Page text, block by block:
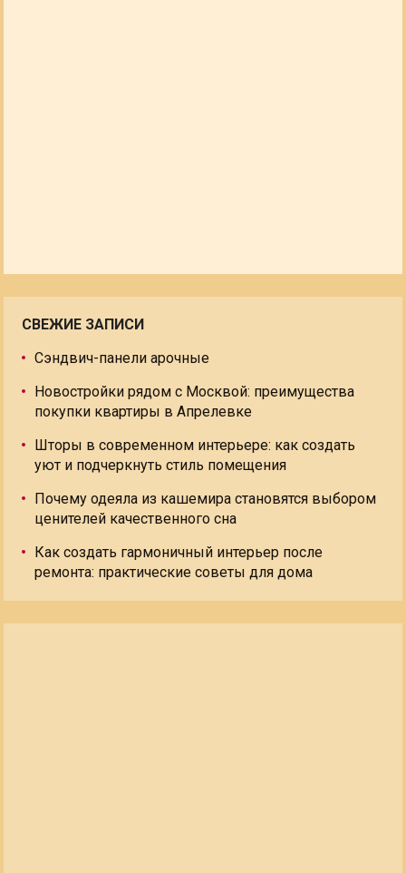
СВЕЖИЕ ЗАПИСИ
Сэндвич-панели арочные
Новостройки рядом с Москвой: преимущества
покупки квартиры в Апрелевке
Шторы в современном интерьере: как создать
уют и подчеркнуть стиль помещения
Почему одеяла из кашемира становятся выбором
ценителей качественного сна
Как создать гармоничный интерьер после
ремонта: практические советы для дома